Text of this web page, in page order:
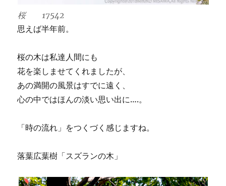
桜 17542
思えば半年前。
桜の木は私達人間にも
花を楽しませてくれましたが、
あの満開の風景はすでに遠く、
心の中ではほんの淡い思い出に….。
「時の流れ」をつくづく感じますね。
落葉広葉樹「スズランの木」